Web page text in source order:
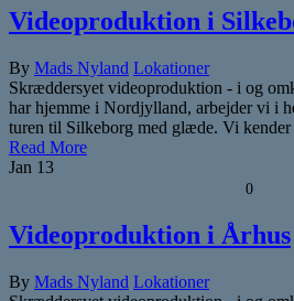
Videoproduktion i
By Mads Nyland Lokationer
Skræddersyet videoproduktion - i og
har hjemme i Nordjylland, arbejder vi i
turen til Silkeborg med glæde. Vi
Read More
Jan 13
0
Videoproduktion i Århus
By Mads Nyland Lokationer